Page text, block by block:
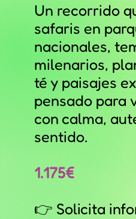
Un recorrido
safaris en
nacionales,
milenarios,
té y paisajes
pensado para
con calma,
sentido.
1.175€
👉 Solicita